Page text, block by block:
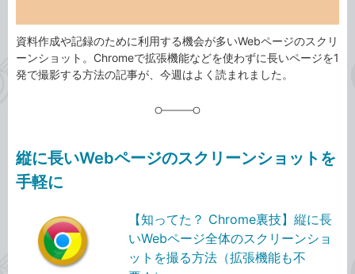
資料作成や記録のために利用する機会が多いWebページのスクリ
ーンショット。Chromeで拡張機能などを使わずに長いページを1
発で撮影する方法の記事が、今週はよく読まれました。
縦に長いWebページのスクリーンショットを
手軽に
【知ってた？ Chrome裏技】縦に長
いWebページ全体のスクリーンショ
ットを撮る方法（拡張機能も不